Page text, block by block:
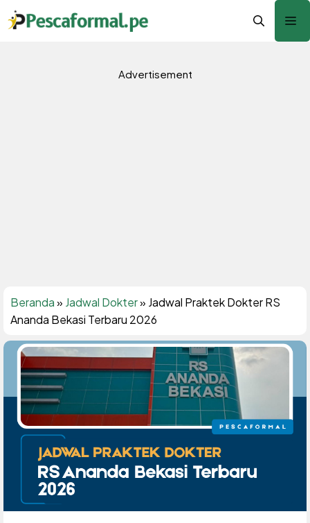
Langsung
ke
Advertisement
Beranda» Jadwal Dokter» Jadwal Praktek Dokter RS
Ananda Bekasi Terbaru 2026